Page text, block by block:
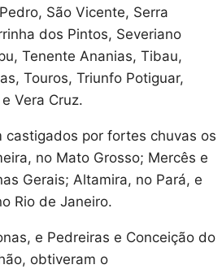
São Vicente, Serra
dos Pintos, Severiano
Tenente Ananias, Tibau,
Touros, Triunfo Potiguar,
Vera Cruz.
castigados por fortes chuvas os
no Mato Grosso; Mercês e
Gerais; Altamira, no Pará, e
Rio de Janeiro.
e Pedreiras e Conceição do
obtiveram o